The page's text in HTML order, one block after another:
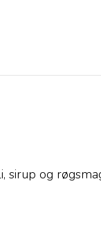
sirup og